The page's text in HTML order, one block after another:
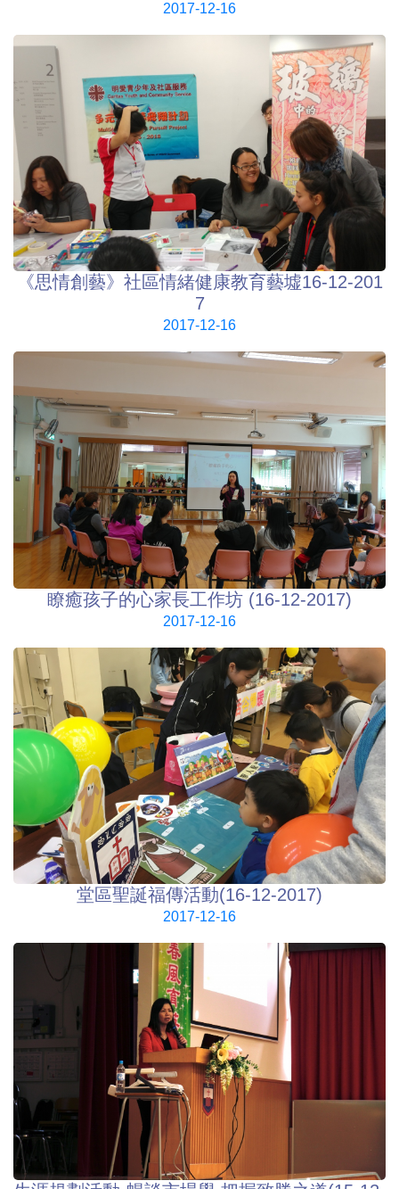
2017-12-16
《思情創藝》社區情緒健康教育藝墟16-12-201
7
2017-12-16
瞭癒孩子的心家長工作坊 (16-12-2017)
2017-12-16
堂區聖誕福傳活動(16-12-2017)
2017-12-16